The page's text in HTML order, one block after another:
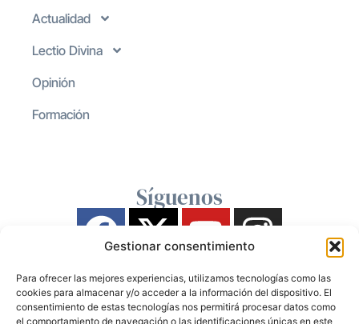
Gestionar consentimiento
Para ofrecer las mejores experiencias, utilizamos tecnologías como las
cookies para almacenar y/o acceder a la información del dispositivo. El
consentimiento de estas tecnologías nos permitirá procesar datos como
el comportamiento de navegación o las identificaciones únicas en este
Actualidad
Lectio Divina
Opinión
Formación
Síguenos